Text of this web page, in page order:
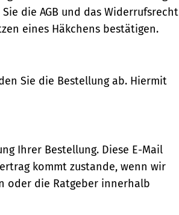
die AGB und das Widerrufsrecht
eines Häkchens bestätigen.
Sie die Bestellung ab. Hiermit
Ihrer Bestellung. Diese E-Mail
kommt zustande, wenn wir
oder die Ratgeber innerhalb